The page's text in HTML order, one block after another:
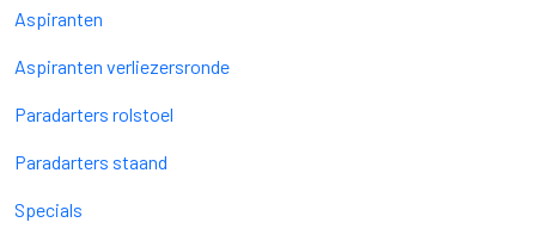
Aspiranten
Aspiranten verliezersronde
Paradarters rolstoel
Paradarters staand
Specials